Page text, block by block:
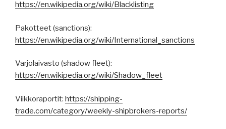
https://en.wikipedia.org/wiki/Blacklisting
Pakotteet (sanctions):
https://en.wikipedia.org/wiki/International_sanctions
Varjolaivasto (shadow fleet):
https://en.wikipedia.org/wiki/Shadow_fleet
Viikkoraportit: https://shipping-
trade.com/category/weekly-shipbrokers-reports/